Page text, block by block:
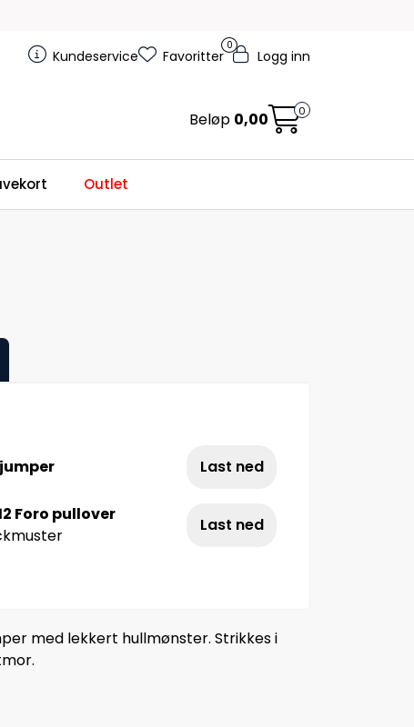
Kundeservice
0
Favoritter Logg inn
Beløp 0,00 0
Outlet
jumper Last ned
Foro pullover
Last ned
med lekkert hullmønster. Strikkes i